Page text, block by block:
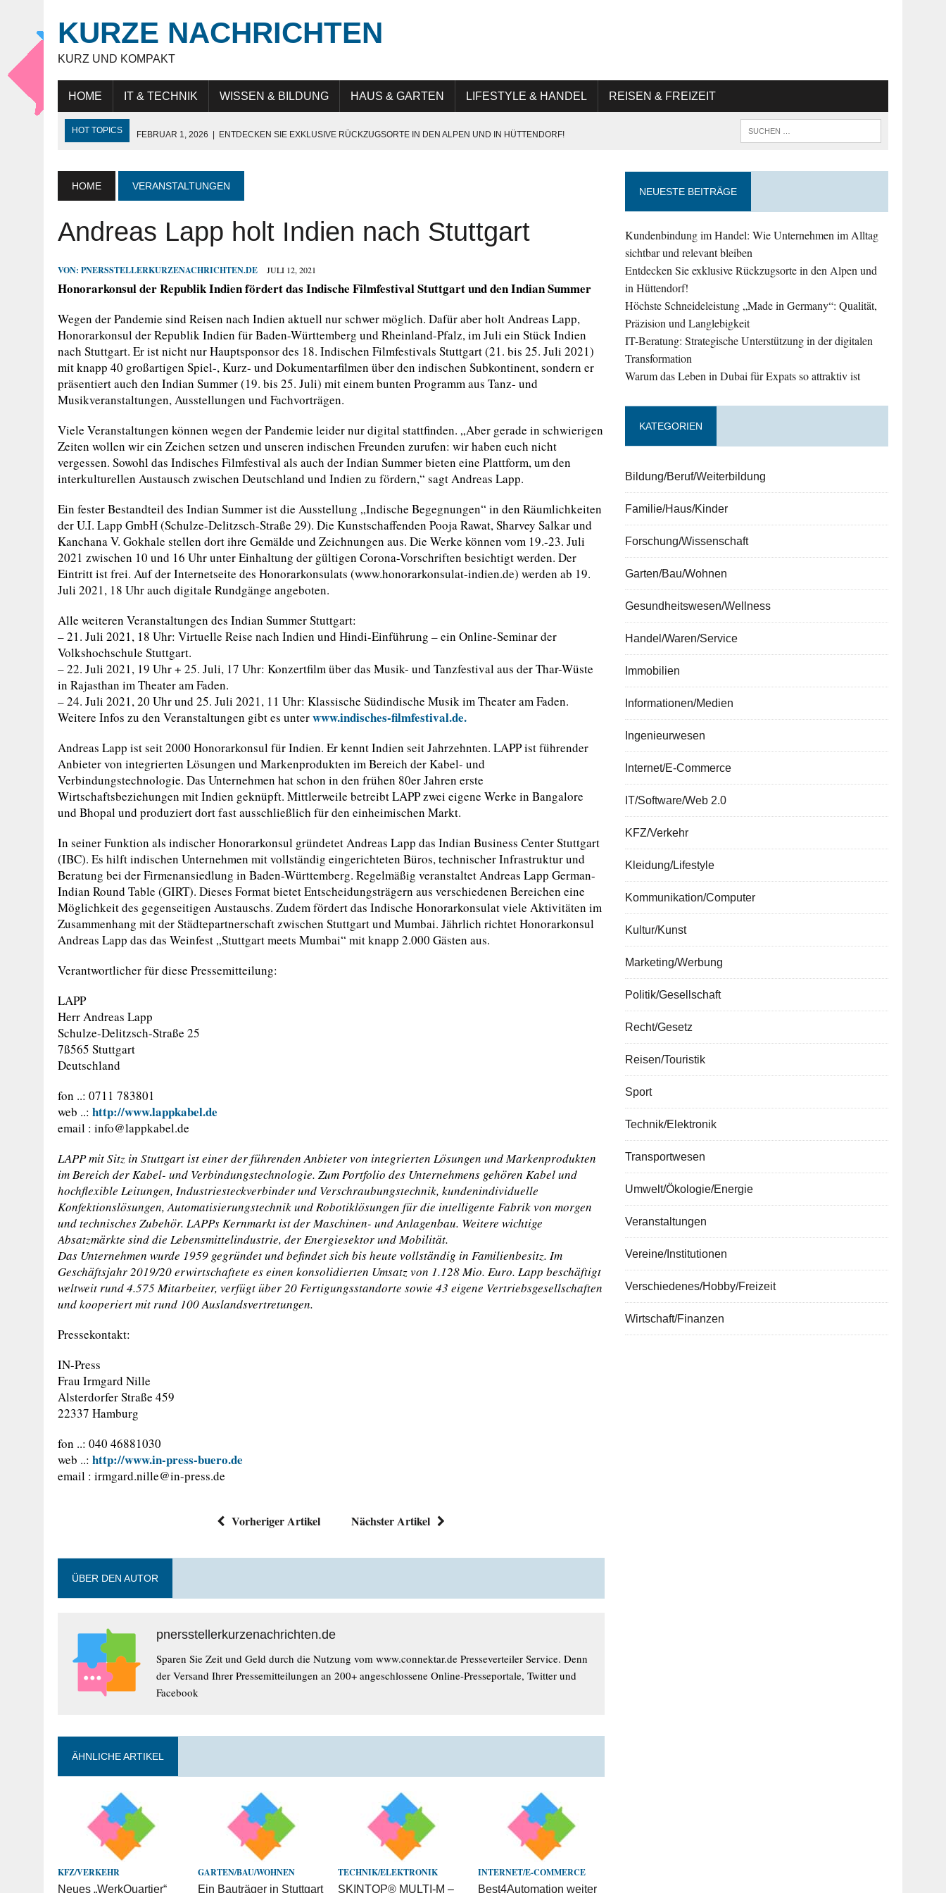
KURZE NACHRICHTEN
KURZ UND KOMPAKT
HOME IT & TECHNIK WISSEN & BILDUNG HAUS & GARTEN LIFESTYLE & HANDEL REISEN & FREIZEIT
HOT TOPICS FEBRUAR 1, 2026 | ENTDECKEN SIE EXKLUSIVE RÜCKZUGSORTE IN DEN ALPEN UND IN HÜTTENDORF!
JULI 9, 2025 | WARUM DAS LEBEN IN DUBAI FÜR EXPATS SO ATTRAKTIV IST
MAI 18, 2026 KUNDENBINDUNG IM HANDEL: WIE UNTERNEHMEN IM ALLTAG SICHTBAR UND RELEVANT BLEIBEN
HOME VERANSTALTUNGEN
Andreas Lapp holt Indien nach Stuttgart
VON: PNERSSTELLERKURZENACHRICHTEN.DE JULI 12, 2021
Honorarkonsul der Republik Indien fördert das Indische Filmfestival Stuttgart und den Indian Summer
Wegen der Pandemie sind Reisen nach Indien aktuell nur schwer möglich. Dafür aber holt Andreas Lapp,
Honorarkonsul der Republik Indien für Baden-Württemberg und Rheinland-Pfalz, im Juli ein Stück Indien
nach Stuttgart. Er ist nicht nur Hauptsponsor des 18. Indischen Filmfestivals Stuttgart (21. bis 25. Juli 2021)
mit knapp 40 großartigen Spiel-, Kurz- und Dokumentarfilmen über den indischen Subkontinent, sondern er
präsentiert auch den Indian Summer (19. bis 25. Juli) mit einem bunten Programm aus Tanz- und
Musikveranstaltungen, Ausstellungen und Fachvorträgen.
Viele Veranstaltungen können wegen der Pandemie leider nur digital stattfinden. „Aber gerade in schwierigen
Zeiten wollen wir ein Zeichen setzen und unseren indischen Freunden zurufen: wir haben euch nicht
vergessen. Sowohl das Indisches Filmfestival als auch der Indian Summer bieten eine Plattform, um den
interkulturellen Austausch zwischen Deutschland und Indien zu fördern,“ sagt Andreas Lapp.
Ein fester Bestandteil des Indian Summer ist die Ausstellung „Indische Begegnungen“ in den Räumlichkeiten
der U.I. Lapp GmbH (Schulze-Delitzsch-Straße 29). Die Kunstschaffenden Pooja Rawat, Sharvey Salkar und
Kanchana V. Gokhale stellen dort ihre Gemälde und Zeichnungen aus. Die Werke können vom 19.-23. Juli
2021 zwischen 10 und 16 Uhr unter Einhaltung der gültigen Corona-Vorschriften besichtigt werden. Der
Eintritt ist frei. Auf der Internetseite des Honorarkonsulats (www.honorarkonsulat-indien.de) werden ab 19.
Juli 2021, 18 Uhr auch digitale Rundgänge angeboten.
Alle weiteren Veranstaltungen des Indian Summer Stuttgart:
– 21. Juli 2021, 18 Uhr: Virtuelle Reise nach Indien und Hindi-Einführung – ein Online-Seminar der
Volkshochschule Stuttgart.
– 22. Juli 2021, 19 Uhr + 25. Juli, 17 Uhr: Konzertfilm über das Musik- und Tanzfestival aus der Thar-Wüste
in Rajasthan im Theater am Faden.
– 24. Juli 2021, 20 Uhr und 25. Juli 2021, 11 Uhr: Klassische Südindische Musik im Theater am Faden.
Weitere Infos zu den Veranstaltungen gibt es unterwww.indisches-filmfestival.de.
Andreas Lapp ist seit 2000 Honorarkonsul für Indien. Er kennt Indien seit Jahrzehnten. LAPP ist führender
Anbieter von integrierten Lösungen und Markenprodukten im Bereich der Kabel- und
Verbindungstechnologie. Das Unternehmen hat schon in den frühen 80er Jahren erste
Wirtschaftsbeziehungen mit Indien geknüpft. Mittlerweile betreibt LAPP zwei eigene Werke in Bangalore
und Bhopal und produziert dort fast ausschließlich für den einheimischen Markt.
In seiner Funktion als indischer Honorarkonsul gründetet Andreas Lapp das Indian Business Center Stuttgart
(IBC). Es hilft indischen Unternehmen mit vollständig eingerichteten Büros, technischer Infrastruktur und
Beratung bei der Firmenansiedlung in Baden-Württemberg. Regelmäßig veranstaltet Andreas Lapp German-
Indian Round Table (GIRT). Dieses Format bietet Entscheidungsträgern aus verschiedenen Bereichen eine
Möglichkeit des gegenseitigen Austauschs. Zudem fördert das Indische Honorarkonsulat viele Aktivitäten im
Zusammenhang mit der Städtepartnerschaft zwischen Stuttgart und Mumbai. Jährlich richtet Honorarkonsul
Andreas Lapp das das Weinfest „Stuttgart meets Mumbai“ mit knapp 2.000 Gästen aus.
Verantwortlicher für diese Pressemitteilung:
LAPP
Herr Andreas Lapp
Schulze-Delitzsch-Straße 25
7ß565 Stuttgart
Deutschland
fon ..: 0711 783801
web ..: http://www.lappkabel.de
email : info@lappkabel.de
LAPP mit Sitz in Stuttgart ist einer der führenden Anbieter von integrierten Lösungen und Markenprodukten
im Bereich der Kabel- und Verbindungstechnologie. Zum Portfolio des Unternehmens gehören Kabel und
hochflexible Leitungen, Industriesteckverbinder und Verschraubungstechnik, kundenindividuelle
Konfektionslösungen, Automatisierungstechnik und Robotiklösungen für die intelligente Fabrik von morgen
und technisches Zubehör. LAPPs Kernmarkt ist der Maschinen- und Anlagenbau. Weitere wichtige
Absatzmärkte sind die Lebensmittelindustrie, der Energiesektor und Mobilität.
Das Unternehmen wurde 1959 gegründet und befindet sich bis heute vollständig in Familienbesitz. Im
Geschäftsjahr 2019/20 erwirtschaftete es einen konsolidierten Umsatz von 1.128 Mio. Euro. Lapp beschäftigt
weltweit rund 4.575 Mitarbeiter, verfügt über 20 Fertigungsstandorte sowie 43 eigene Vertriebsgesellschaften
und kooperiert mit rund 100 Auslandsvertretungen.
Pressekontakt:
IN-Press
Frau Irmgard Nille
Alsterdorfer Straße 459
22337 Hamburg
fon ..: 040 46881030
web ..: http://www.in-press-buero.de
email : irmgard.nille@in-press.de
Vorheriger Artikel Nächster Artikel
ÜBER DEN AUTOR
pnersstellerkurzenachrichten.de
Sparen Sie Zeit und Geld durch die Nutzung vom www.connektar.de Presseverteiler Service. Denn
der Versand Ihrer Pressemitteilungen an 200+ angeschlossene Online-Presseportale, Twitter und
Facebook
ÄHNLICHE ARTIKEL
KFZ/VERKEHR
Neues „WerkQuartier“
GARTEN/BAU/WOHNEN
Ein Bauträger in Stuttgart
TECHNIK/ELEKTRONIK
SKINTOP® MULTI-M –
INTERNET/E-COMMERCE
Best4Automation weiter
NEUESTE BEITRÄGE
Kundenbindung im Handel: Wie Unternehmen im Alltag
sichtbar und relevant bleiben
Entdecken Sie exklusive Rückzugsorte in den Alpen und
in Hüttendorf!
Höchste Schneideleistung „Made in Germany“: Qualität,
Präzision und Langlebigkeit
IT-Beratung: Strategische Unterstützung in der digitalen
Transformation
Warum das Leben in Dubai für Expats so attraktiv ist
KATEGORIEN
Bildung/Beruf/Weiterbildung
Familie/Haus/Kinder
Forschung/Wissenschaft
Garten/Bau/Wohnen
Gesundheitswesen/Wellness
Handel/Waren/Service
Immobilien
Informationen/Medien
Ingenieurwesen
Internet/E-Commerce
IT/Software/Web 2.0
KFZ/Verkehr
Kleidung/Lifestyle
Kommunikation/Computer
Kultur/Kunst
Marketing/Werbung
Politik/Gesellschaft
Recht/Gesetz
Reisen/Touristik
Sport
Technik/Elektronik
Transportwesen
Umwelt/Ökologie/Energie
Veranstaltungen
Vereine/Institutionen
Verschiedenes/Hobby/Freizeit
Wirtschaft/Finanzen